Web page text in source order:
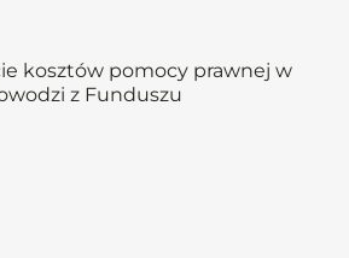
kosztów pomocy prawnej w
z Funduszu